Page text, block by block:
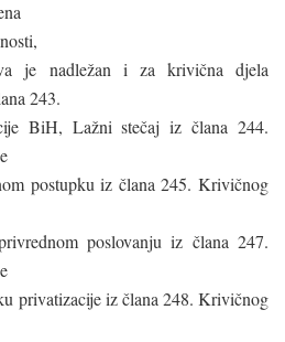
je nadležan i za krivična djela
243.
BiH, Lažni stečaj iz člana 244.
postupku iz člana 245. Krivičnog
poslovanju iz člana 247.
privatizacije iz člana 248. Krivičnog